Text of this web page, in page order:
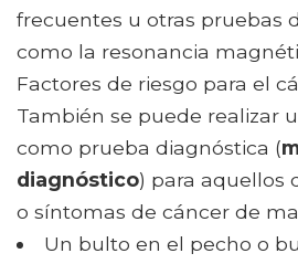
frecuentes u otras pruebas
como la resonancia
Factores de riesgo para el
También se puede realizar
como prueba diagnóstica (
diagnóstico) para aquellos
o síntomas de cáncer de
Un bulto en el pecho o